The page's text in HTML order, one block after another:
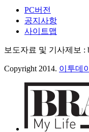
PC버전
공지사항
사이트맵
보도자료 및 기사제보 :
Copyright 2014. 이투데